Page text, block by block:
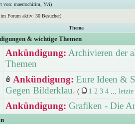
von: maerrochirim Yvi)
im Forum aktiv: 30 Besucher)
Thema
& wichtige Themen
Ankündigung: Archivieren der
Themen
Ankündigung: Eure Ideen &
Gegen Bilderklau. ( 1 2 3 4 letzte
Ankündigung: Grafiken - Die